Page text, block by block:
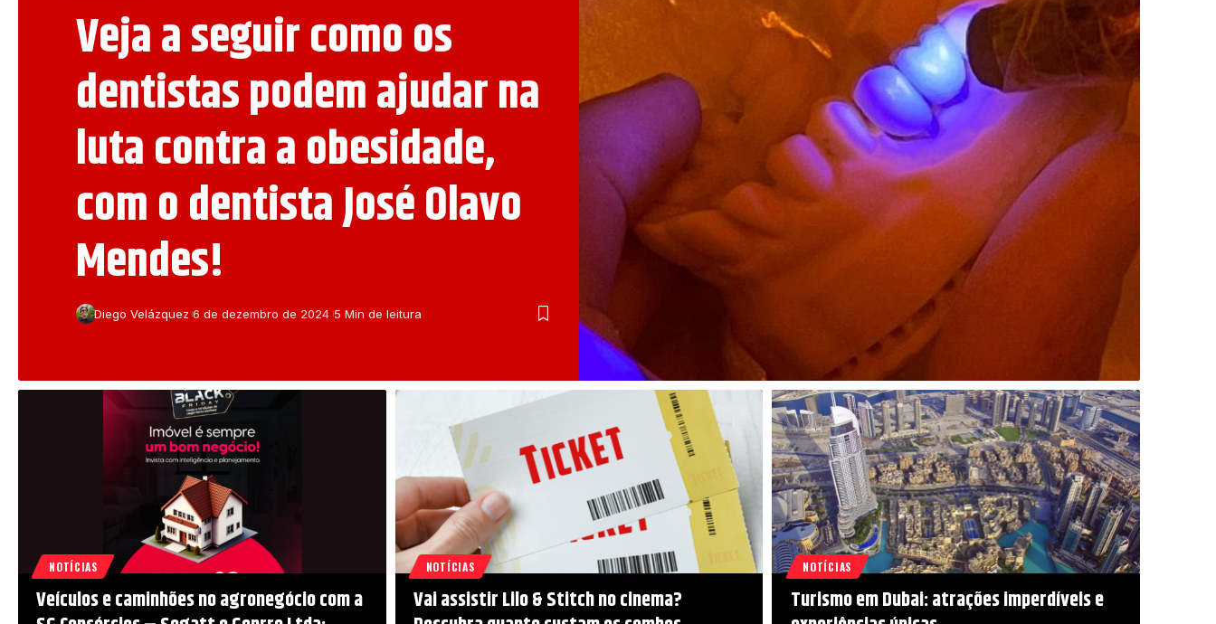
Veja a seguir como os
dentistas podem ajudar na
luta contra a obesidade,
com o dentista José Olavo
Mendes!
Diego Velázquez 6 de dezembro de 2024 5 Min de leitura
NOTÍCIAS
Veículos e caminhões no agronegócio com a
NOTÍCIAS
Vai assistir Lilo & Stitch no cinema?
NOTÍCIAS
Turismo em Dubai: atrações imperdíveis e